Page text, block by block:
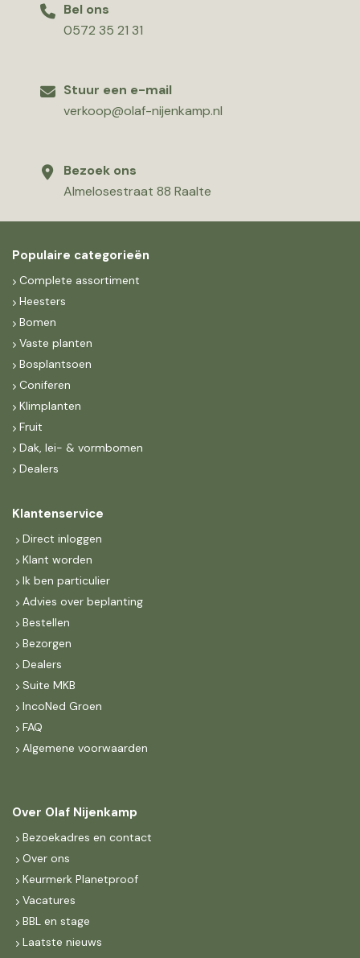
Bel ons
0572 35 21 31
Stuur een e-mail
verkoop@olaf-nijenkamp.nl
Bezoek ons
Almelosestraat 88 Raalte
Populaire categorieën
Complete assortiment
Heesters
Bomen
Vaste planten
Bosplantsoen
Coniferen
Klimplanten
Fruit
Dak, lei- & vormbomen
Dealers
Klantenservice
Direct inloggen
Klant worden
Ik ben particulier
Advies over beplanting
Bestellen
Bezorgen
Dealers
Suite MKB
IncoNed Groen
FAQ
Algemene voorwaarden
Over Olaf Nijenkamp
Bezoekadres en contact
Over ons
Keurmerk Planetproof
Vacatures
BBL en stage
Laatste nieuws